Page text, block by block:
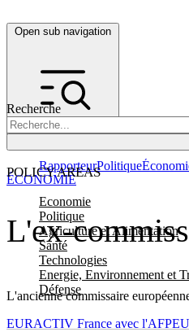
Open sub navigation
Recherche
POLICY AREAS
Economie
Politique
Agriculture et Alimentation
Santé
Technologies
Energie, Environnement et
Défense
RapporteurPolitique
L'ex-
L'ancienne commissaire
ÉCONOMIE
EURACTIV France avec l'AFP